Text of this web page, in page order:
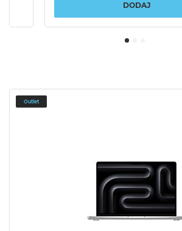
DODAJ
Outlet